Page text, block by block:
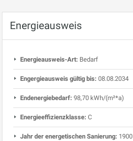
Energieausweis
Energieausweis-Art: Bedarf
Engergieausweis gültig bis: 08.08.2034
Endenergiebedarf: 98,70 kWh/(m²*a)
Energieeffizienzklasse: C
Jahr der energetischen Sanierung: 1900